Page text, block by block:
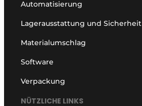
Automatisierung
Lagerausstattung und Sicherheit
Materialumschlag
Software
Verpackung
NÜTZLICHE LINKS